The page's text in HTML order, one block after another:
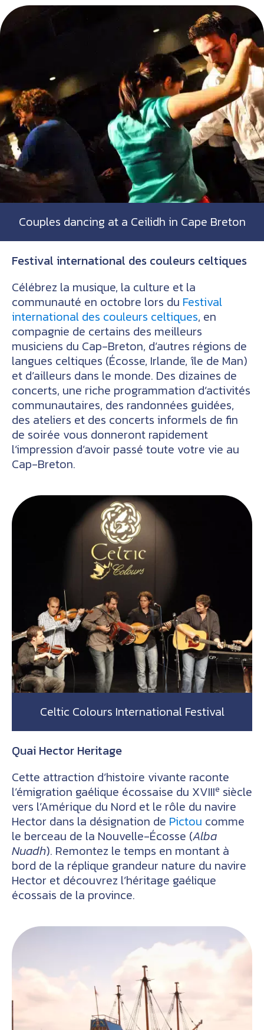
Couples dancing at a Ceilidh in Cape Breton
Festival international des couleurs celtiques
Célébrez la musique, la culture et la
communauté en octobre lors du Festival
international des couleurs celtiques, en
compagnie de certains des meilleurs
musiciens du Cap-Breton, d’autres régions de
langues celtiques (Écosse, Irlande, île de Man)
et d’ailleurs dans le monde. Des dizaines de
concerts, une riche programmation d’activités
communautaires, des randonnées guidées,
des ateliers et des concerts informels de fin
de soirée vous donneront rapidement
l’impression d’avoir passé toute votre vie au
Cap-Breton.
Celtic Colours International Festival
Quai Hector Heritage
Cette attraction d’histoire vivante raconte
l’émigration gaélique écossaise du XVIIIe siècle
vers l’Amérique du Nord et le rôle du navire
Hector dans la désignation de Pictou comme
le berceau de la Nouvelle-Écosse (Alba
Nuadh). Remontez le temps en montant à
bord de la réplique grandeur nature du navire
Hector et découvrez l’héritage gaélique
écossais de la province.